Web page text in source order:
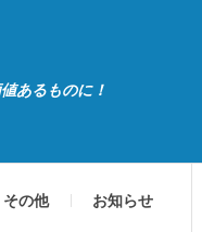
あるものに！
その他 お知らせ